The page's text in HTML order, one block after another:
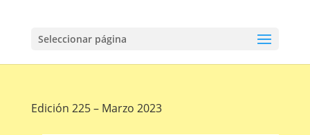
Seleccionar página
Edición 225 – Marzo 2023